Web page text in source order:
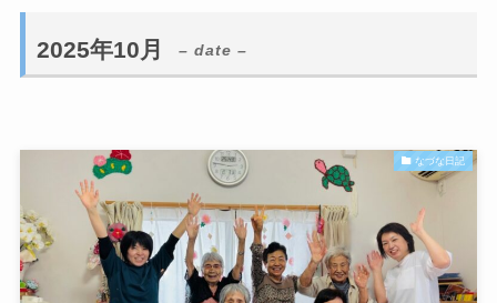
2025年10月 – date –
なづな日記